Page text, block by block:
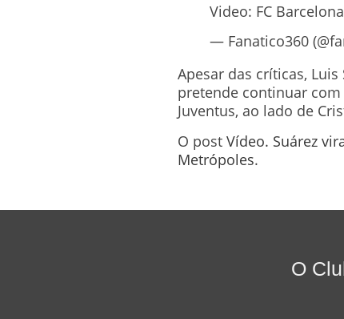
Video: FC Barcelona
— Fanatico360
Apesar das críticas,
pretende continuar
Juventus, ao lado de
O post Vídeo. Suárez
Metrópoles.
O